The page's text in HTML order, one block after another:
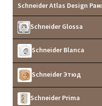
Schneider Atlas Design
Schneider Glossa
Schneider Blanca
Schneider Этюд
Schneider Prima